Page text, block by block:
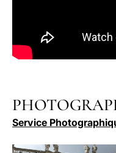
Service